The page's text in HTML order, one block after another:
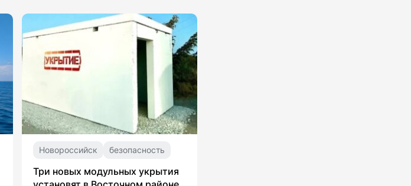
Новороссийск безопасность
Три новых модульных укрытия